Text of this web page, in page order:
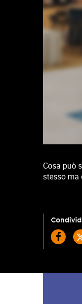
Cosa può
stesso ma